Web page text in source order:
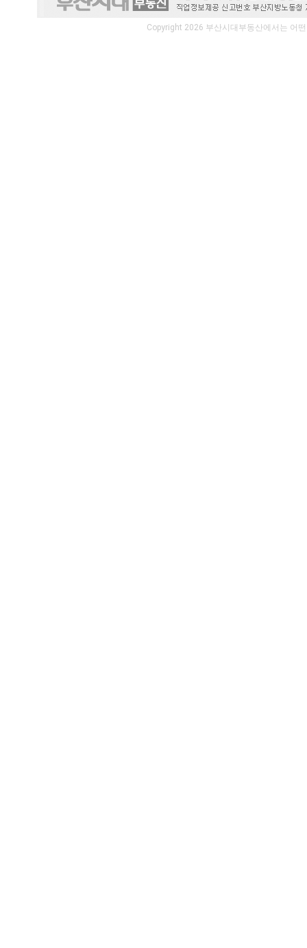
Copyright 2026 부산시대부동산에서는 어